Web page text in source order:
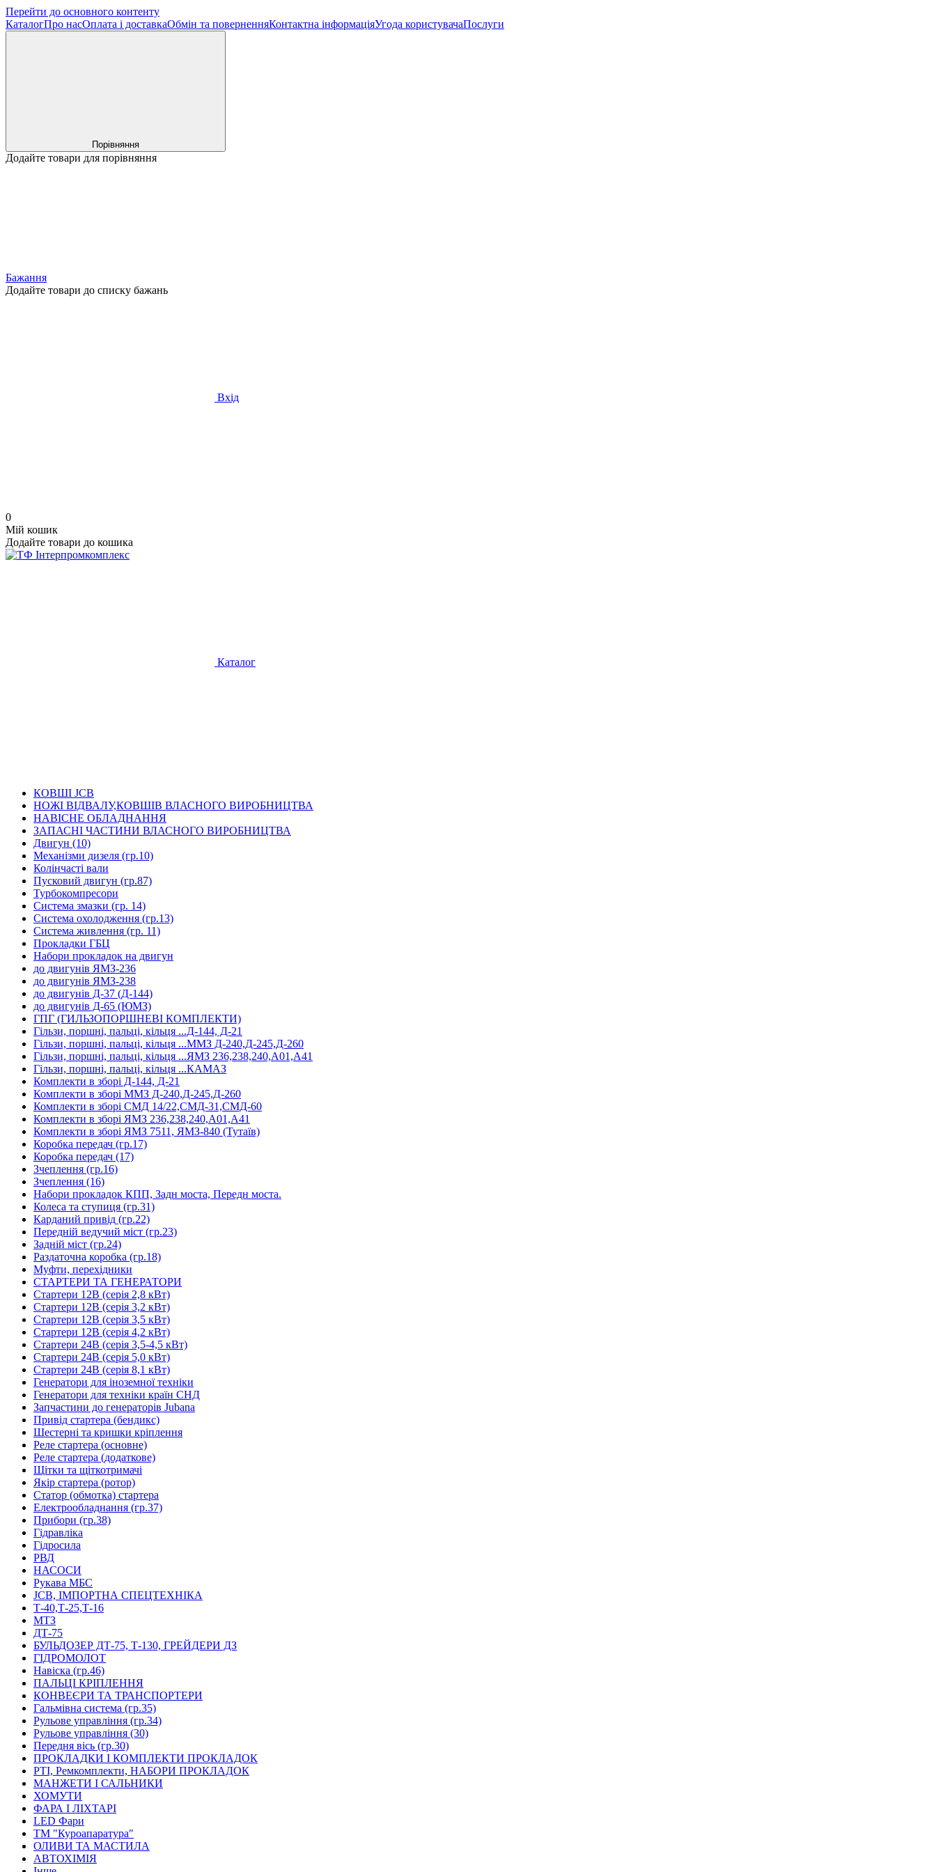
Перейти до основного контенту
КаталогПро насОплата і доставкаОбмін та поверненняКонтактна інформаціяУгода користувачаПослуги
Порівняння
Додайте товари для порівняння
Бажання
Додайте товари до списку бажань
Вхід
0
Мій кошик
Додайте товари до кошика
Каталог
КОВШІ JCB
НОЖІ ВІДВАЛУ,КОВШІВ ВЛАСНОГО ВИРОБНИЦТВА
НАВІСНЕ ОБЛАДНАННЯ
ЗАПАСНІ ЧАСТИНИ ВЛАСНОГО ВИРОБНИЦТВА
Двигун (10)
Механізми дизеля (гр.10)
Колінчасті вали
Пусковий двигун (гр.87)
Турбокомпресори
Система змазки (гр. 14)
Система охолодження (гр.13)
Система живлення (гр. 11)
Прокладки ГБЦ
Набори прокладок на двигун
до двигунів ЯМЗ-236
до двигунів ЯМЗ-238
до двигунів Д-37 (Д-144)
до двигунів Д-65 (ЮМЗ)
ГПГ (ГИЛЬЗОПОРШНЕВІ КОМПЛЕКТИ)
Гільзи, поршні, пальці, кільця ...Д-144, Д-21
Гільзи, поршні, пальці, кільця ...ММЗ Д-240,Д-245,Д-260
Гільзи, поршні, пальці, кільця ...ЯМЗ 236,238,240,А01,А41
Гільзи, поршні, пальці, кільця ...КАМАЗ
Комплекти в зборі Д-144, Д-21
Комплекти в зборі ММЗ Д-240,Д-245,Д-260
Комплекти в зборі СМД 14/22,СМД-31,СМД-60
Комплекти в зборі ЯМЗ 236,238,240,А01,А41
Комплекти в зборі ЯМЗ 7511, ЯМЗ-840 (Тутаїв)
Коробка передач (гр.17)
Коробка передач (17)
Зчеплення (гр.16)
Зчеплення (16)
Набори прокладок КПП, Задн моста, Передн моста.
Колеса та ступиця (гр.31)
Карданий привід (гр.22)
Передній ведучий міст (гр.23)
Задній міст (гр.24)
Раздаточна коробка (гр.18)
Муфти, перехідники
СТАРТЕРИ ТА ГЕНЕРАТОРИ
Стартери 12В (серія 2,8 кВт)
Стартери 12В (серія 3,2 кВт)
Стартери 12В (серія 3,5 кВт)
Стартери 12В (серія 4,2 кВт)
Стартери 24В (серія 3,5-4,5 кВт)
Стартери 24В (серія 5,0 кВт)
Стартери 24В (серія 8,1 кВт)
Генератори для іноземної техніки
Генератори для техніки країн СНД
Запчастини до генераторів Jubana
Привід стартера (бендикс)
Шестерні та кришки кріплення
Реле стартера (основне)
Реле стартера (додаткове)
Щітки та щіткотримачі
Якір стартера (ротор)
Статор (обмотка) стартера
Електрообладнання (гр.37)
Прибори (гр.38)
Гідравліка
Гідросила
РВД
НАСОСИ
Рукава МБС
JCB, ІМПОРТНА СПЕЦТЕХНІКА
Т-40,Т-25,Т-16
МТЗ
ДТ-75
БУЛЬДОЗЕР ДТ-75, Т-130, ГРЕЙДЕРИ ДЗ
ГІДРОМОЛОТ
Навіска (гр.46)
ПАЛЬЦІ КРІПЛЕННЯ
КОНВЕЄРИ ТА ТРАНСПОРТЕРИ
Гальмівна система (гр.35)
Рульове управління (гр.34)
Рульове управління (30)
Передня вісь (гр.30)
ПРОКЛАДКИ І КОМПЛЕКТИ ПРОКЛАДОК
РТІ, Ремкомплекти, НАБОРИ ПРОКЛАДОК
МАНЖЕТИ І САЛЬНИКИ
ХОМУТИ
ФАРА І ЛІХТАРІ
LED Фари
ТМ "Куроапаратура"
ОЛИВИ ТА МАСТИЛА
АВТОХІМІЯ